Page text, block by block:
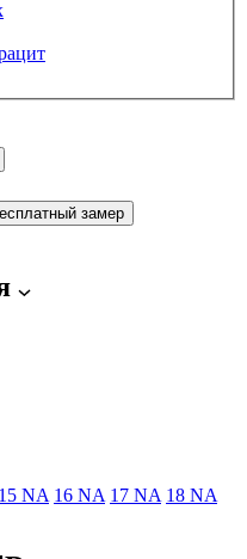
замер
15 NA 16 NA 17 NA 18 NA